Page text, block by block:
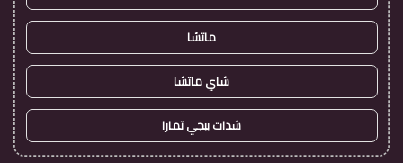
ماتشا
شاي ماتشا
شدات ببجي تمارا